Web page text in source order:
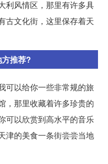
利风情区，那里有许多具
古文化街，这里保存着天
推荐?
可以给你一些非常规的旅
，那里收藏着许多珍贵的
可以欣赏到高水平的音乐
津的美食一条街尝尝当地